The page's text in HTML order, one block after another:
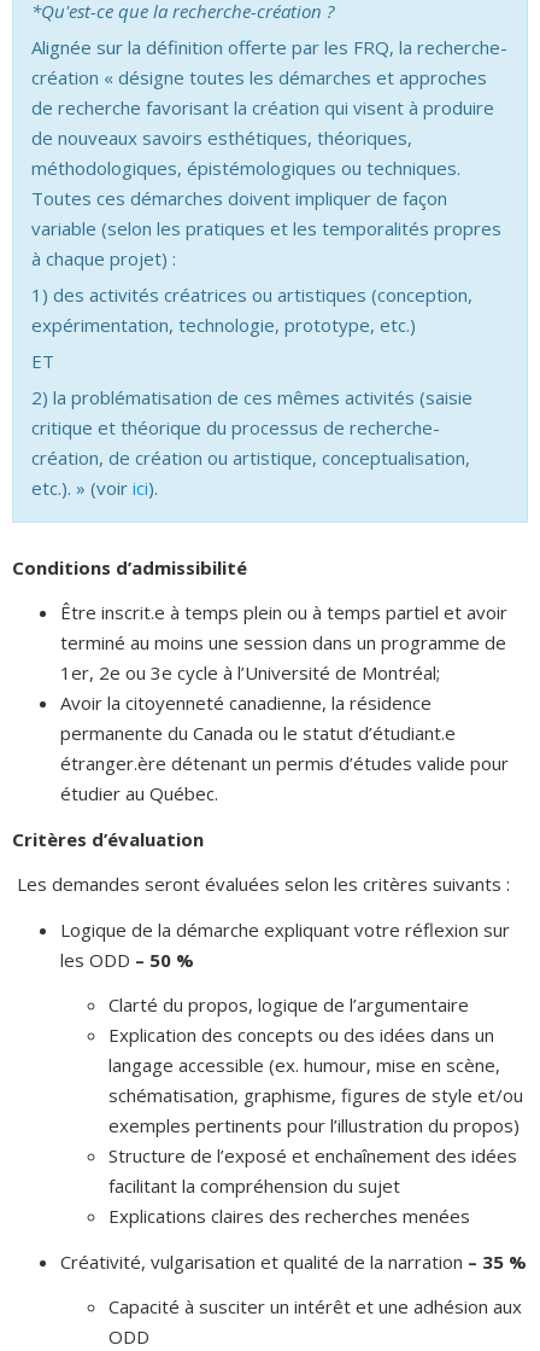
*Qu'est-ce que la recherche-création ?
Alignée sur la définition offerte par les FRQ, la recherche-
création « désigne toutes les démarches et approches
de recherche favorisant la création qui visent à produire
de nouveaux savoirs esthétiques, théoriques,
méthodologiques, épistémologiques ou techniques.
Toutes ces démarches doivent impliquer de façon
variable (selon les pratiques et les temporalités propres
à chaque projet) :
1) des activités créatrices ou artistiques (conception,
expérimentation, technologie, prototype, etc.)
ET
2) la problématisation de ces mêmes activités (saisie
critique et théorique du processus de recherche-
création, de création ou artistique, conceptualisation,
etc.). » (voir ici).
Conditions d’admissibilité
Être inscrit.e à temps plein ou à temps partiel et avoir
terminé au moins une session dans un programme de
1er, 2e ou 3e cycle à l’Université de Montréal;
Avoir la citoyenneté canadienne, la résidence
permanente du Canada ou le statut d’étudiant.e
étranger.ère détenant un permis d’études valide pour
étudier au Québec.
Critères d’évaluation
Les demandes seront évaluées selon les critères suivants :
Logique de la démarche expliquant votre réflexion sur
les ODD – 50 %
Clarté du propos, logique de l’argumentaire
Explication des concepts ou des idées dans un
langage accessible (ex. humour, mise en scène,
schématisation, graphisme, figures de style et/ou
exemples pertinents pour l’illustration du propos)
Structure de l’exposé et enchaînement des idées
facilitant la compréhension du sujet
Explications claires des recherches menées
Créativité, vulgarisation et qualité de la narration – 35 %
Capacité à susciter un intérêt et une adhésion aux
ODD